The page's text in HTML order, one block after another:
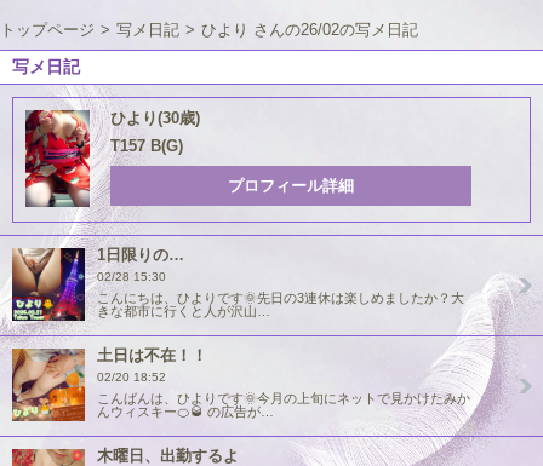
トップページ 写メ日記 ひより さんの26/02の写メ日記
写メ日記
ひより(30歳)
T157 B(G)
プロフィール詳細
1日限りの…
02/28 15:30
こんにちは、ひよりです🌞先日の3連休は楽しめましたか？大
きな都市に行くと人が沢山…
土日は不在！！
02/20 18:52
こんばんは、ひよりです🌞今月の上旬にネットで見かけたみか
んウィスキー🍊🥃 の広告が…
木曜日、出勤するよ